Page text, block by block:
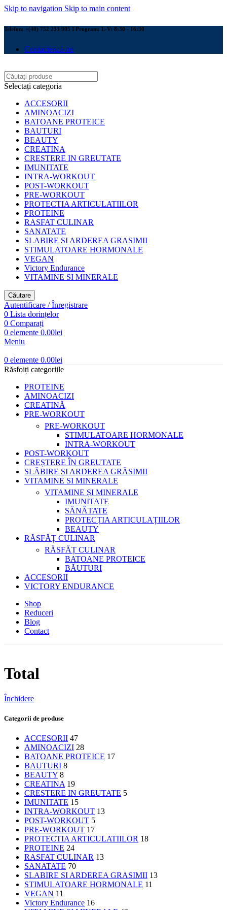
Skip to navigation Skip to main content
Telefon: +(40) 752 233 905 I Program: L-V: 8:30 - 16:30
Contactează-ne
Selectați categoria
ACCESORII
AMINOACIZI
BATOANE PROTEICE
BAUTURI
BEAUTY
CREATINA
CRESTERE IN GREUTATE
IMUNITATE
INTRA-WORKOUT
POST-WORKOUT
PRE-WORKOUT
PROTECTIA ARTICULATIILOR
PROTEINE
RASFAT CULINAR
SANATATE
SLABIRE SI ARDEREA GRASIMII
STIMULATOARE HORMONALE
VEGAN
Victory Endurance
VITAMINE SI MINERALE
Căutare
Autentificare / Înregistrare
0 Lista dorințelor
0 Comparați
0 elemente 0.00lei
Meniu
0 elemente 0.00lei
Răsfoiți categoriile
PROTEINE
AMINOACIZI
CREATINĂ
PRE-WORKOUT
PRE-WORKOUT
STIMULATOARE HORMONALE
INTRA-WORKOUT
POST-WORKOUT
CREȘTERE ÎN GREUTATE
SLĂBIRE ȘI ARDEREA GRĂSIMII
VITAMINE SI MINERALE
VITAMINE ȘI MINERALE
IMUNITATE
SĂNĂTATE
PROTECȚIA ARTICULAȚIILOR
BEAUTY
RĂSFĂȚ CULINAR
RĂSFĂȚ CULINAR
BATOANE PROTEICE
BĂUTURI
ACCESORII
VICTORY ENDURANCE
Shop
Reduceri
Blog
Contact
Total
Închidere
Categorii de produse
ACCESORII 47
AMINOACIZI 28
BATOANE PROTEICE 17
BAUTURI 8
BEAUTY 8
CREATINA 19
CRESTERE IN GREUTATE 5
IMUNITATE 15
INTRA-WORKOUT 13
POST-WORKOUT 5
PRE-WORKOUT 17
PROTECTIA ARTICULATIILOR 18
PROTEINE 24
RASFAT CULINAR 13
SANATATE 70
SLABIRE SI ARDEREA GRASIMII 13
STIMULATOARE HORMONALE 11
VEGAN 11
Victory Endurance 16